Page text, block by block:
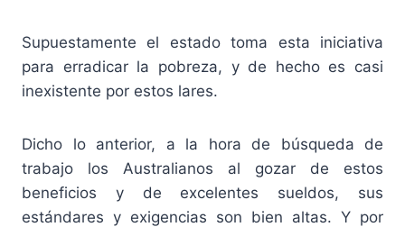
Supuestamente el estado toma esta iniciativa
para erradicar la pobreza, y de hecho es casi
inexistente por estos lares.
Dicho lo anterior, a la hora de búsqueda de
trabajo los Australianos al gozar de estos
beneficios y de excelentes sueldos, sus
estándares y exigencias son bien altas. Y por